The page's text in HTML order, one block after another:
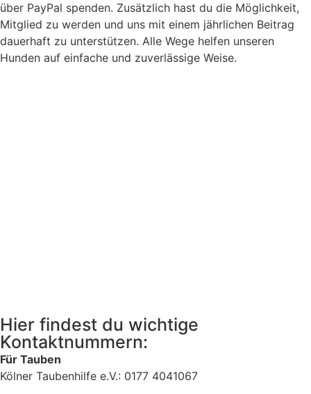
über PayPal spenden. Zusätzlich hast du die Möglichkeit,
Mitglied zu werden und uns mit einem jährlichen Beitrag
dauerhaft zu unterstützen. Alle Wege helfen unseren
Hunden auf einfache und zuverlässige Weise.
Hier findest du wichtige
Kontaktnummern:
Für Tauben
Kölner Taubenhilfe e.V.: 0177 4041067